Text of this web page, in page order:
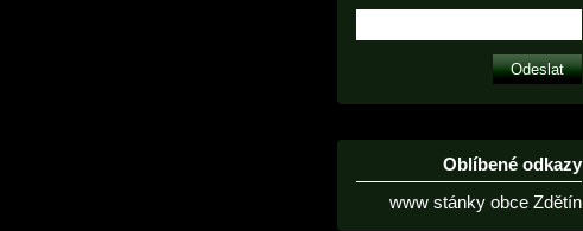
Oblíbené odkazy
www stánky obce Zdětín